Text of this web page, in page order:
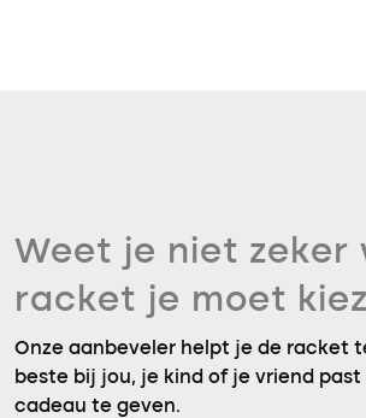
Weet je niet zeker
racket je moet
Onze aanbeveler helpt je de racket
beste bij jou, je kind of je vriend
cadeau te geven.